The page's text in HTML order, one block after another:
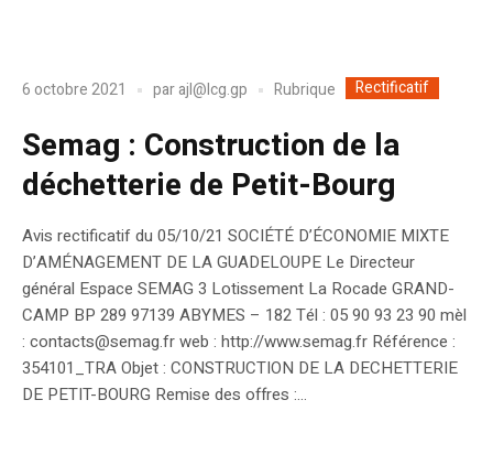
6 octobre 2021 parajl@lcg.gp Rubrique Rectificatif
Semag : Construction de la
déchetterie de Petit-Bourg
Avis rectificatif du 05/10/21 SOCIÉTÉ D’ÉCONOMIE MIXTE
D’AMÉNAGEMENT DE LA GUADELOUPE Le Directeur
général Espace SEMAG 3 Lotissement La Rocade GRAND-
CAMP BP 289 97139 ABYMES – 182 Tél : 05 90 93 23 90 mèl
: contacts@semag.fr web : http://www.semag.fr Référence :
354101_TRA Objet : CONSTRUCTION DE LA DECHETTERIE
DE PETIT-BOURG Remise des offres :...